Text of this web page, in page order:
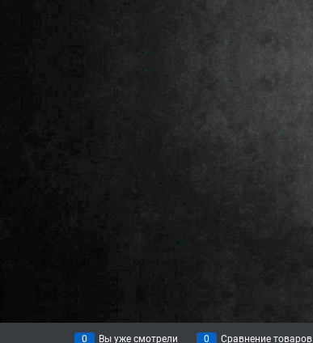
0 Вы уже смотрели 0 Сравнение товаров